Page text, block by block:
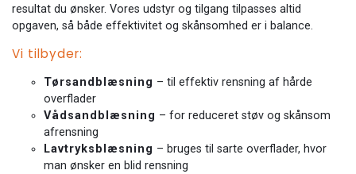
resultat du ønsker. Vores udstyr og tilgang tilpasses altid
opgaven, så både effektivitet og skånsomhed er i balance.
Vi tilbyder:
Tørsandblæsning – til effektiv rensning af hårde
overflader
Vådsandblæsning – for reduceret støv og skånsom
afrensning
Lavtryksblæsning – bruges til sarte overflader, hvor
man ønsker en blid rensning